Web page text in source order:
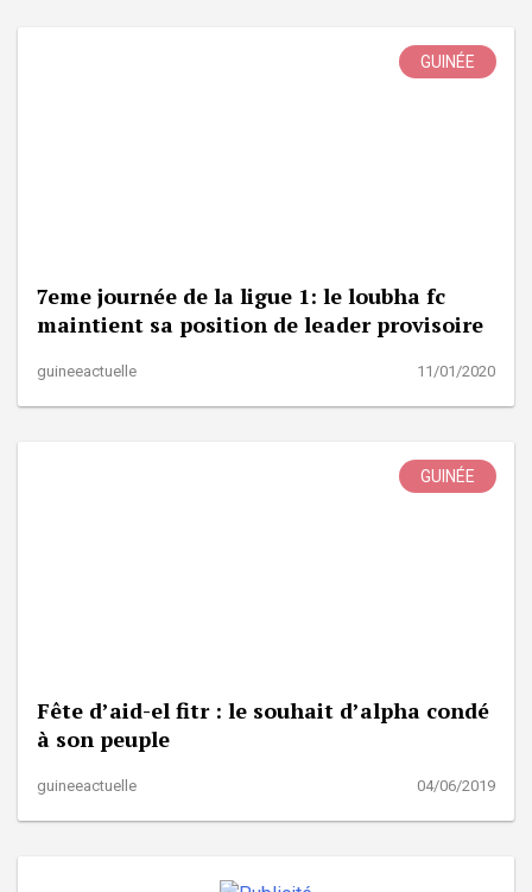
GUINÉE
7eme journée de la ligue 1: le loubha fc
maintient sa position de leader provisoire
guineeactuelle 11/01/2020
GUINÉE
Fête d’aid-el fitr : le souhait d’alpha condé
à son peuple
guineeactuelle 04/06/2019